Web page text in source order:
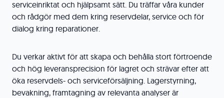
serviceinriktat och hjälpsamt sätt. Du träffar våra kunder
och rådgör med dem kring reservdelar, service och för
dialog kring reparationer.
Du verkar aktivt för att skapa och behålla stort förtroende
och hög leveransprecision för lagret och strävar efter att
öka reservdels- och serviceförsäljning. Lagerstyrning,
bevakning, framtagning av relevanta analyser är